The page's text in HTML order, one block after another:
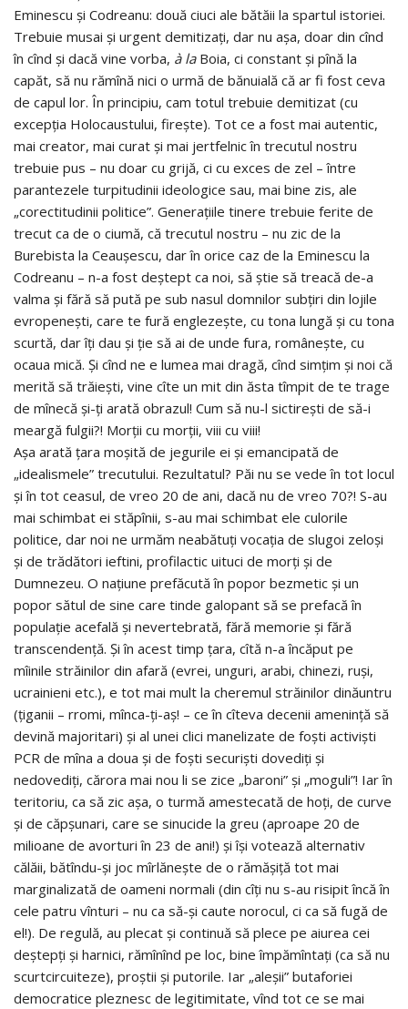
Eminescu şi Codreanu: două ciuci ale bătăii la spartul istoriei.
Trebuie musai şi urgent demitizaţi, dar nu aşa, doar din cînd
în cînd şi dacă vine vorba, àlaBoia, ci constant şi pînă la
capăt, să nu rămînă nici o urmă de bănuială că ar fi fost ceva
de capul lor. În principiu, cam totul trebuie demitizat (cu
excepţia Holocaustului, fireşte). Tot ce a fost mai autentic,
mai creator, mai curat şi mai jertfelnic în trecutul nostru
trebuie pus – nu doar cu grijă, ci cu exces de zel – între
parantezele turpitudinii ideologice sau, mai bine zis, ale
„corectitudinii politice”. Generaţiile tinere trebuie ferite de
trecut ca de o ciumă, că trecutul nostru – nu zic de la
Burebista la Ceauşescu, dar în orice caz de la Eminescu la
Codreanu – n-a fost deştept ca noi, să ştie să treacă de-a
valma şi fără să pută pe sub nasul domnilor subţiri din lojile
evropeneşti, care te fură englezeşte, cu tona lungă şi cu tona
scurtă, dar îţi dau şi ţie să ai de unde fura, româneşte, cu
ocaua mică. Şi cînd ne e lumea mai dragă, cînd simţim şi noi că
merită să trăieşti, vine cîte un mit din ăsta tîmpit de te trage
de mînecă şi-ţi arată obrazul! Cum să nu-l sictireşti de să-i
meargă fulgii?! Morţii cu morţii, viii cu viii!
Aşa arată ţara moşită de jegurile ei şi emancipată de
„idealismele” trecutului. Rezultatul? Păi nu se vede în tot locul
şi în tot ceasul, de vreo 20 de ani, dacă nu de vreo 70?! S-au
mai schimbat ei stăpînii, s-au mai schimbat ele culorile
politice, dar noi ne urmăm neabătuţi vocaţia de slugoi zeloşi
şi de trădători ieftini, profilactic uituci de morţi şi de
Dumnezeu. O naţiune prefăcută în popor bezmetic şi un
popor sătul de sine care tinde galopant să se prefacă în
populaţie acefală şi nevertebrată, fără memorie şi fără
transcendenţă. Şi în acest timp ţara, cîtă n-a încăput pe
mîinile străinilor din afară (evrei, unguri, arabi, chinezi, ruşi,
ucrainieni etc.), e tot mai mult la cheremul străinilor dinăuntru
(ţiganii – rromi, mînca-ţi-aş! – ce în cîteva decenii ameninţă să
devină majoritari) şi al unei clici manelizate de foşti activişti
PCR de mîna a doua şi de foşti securişti dovediţi şi
nedovediţi, cărora mai nou li se zice „baroni” şi „moguli”! Iar în
teritoriu, ca să zic aşa, o turmă amestecată de hoţi, de curve
şi de căpşunari, care se sinucide la greu (aproape 20 de
milioane de avorturi în 23 de ani!) şi îşi votează alternativ
călăii, bătîndu-şi joc mîrlăneşte de o rămăşiţă tot mai
marginalizată de oameni normali (din cîţi nu s-au risipit încă în
cele patru vînturi – nu ca să-şi caute norocul, ci ca să fugă de
el!). De regulă, au plecat şi continuă să plece pe aiurea cei
deştepţi şi harnici, rămînînd pe loc, bine împămîntaţi (ca să nu
scurtcircuiteze), proştii şi putorile. Iar „aleşii” butaforiei
democratice pleznesc de legitimitate, vînd tot ce se mai